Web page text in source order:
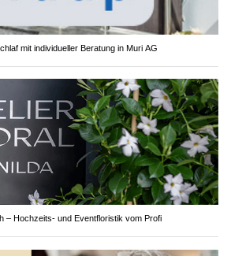
mit individueller Beratung in Muri AG
– Hochzeits- und Eventfloristik vom Profi